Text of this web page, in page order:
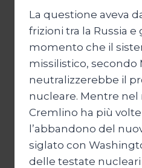
La questione aveva
frizioni tra la Russia e
momento che il
missilistico, secondo
neutralizzerebbe il
nucleare. Mentre nel
Cremlino ha più
l’abbandono del
siglato con
delle testate nucleari